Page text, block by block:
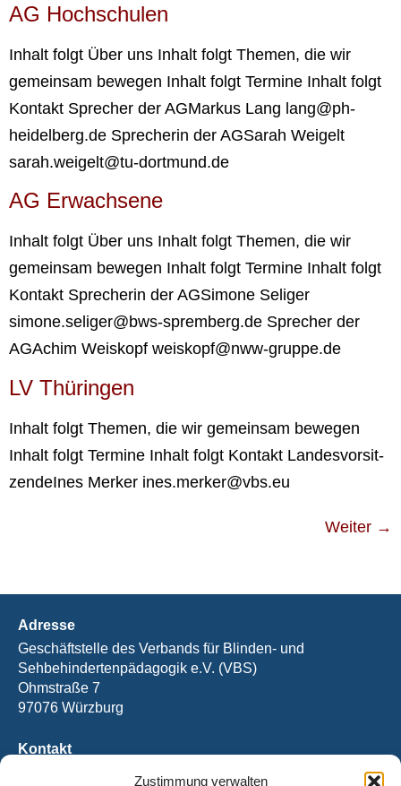
Zustimmung verwalten
AG Hoch­schu­len
Inhalt folgt Über uns Inhalt folgt The­men, die wir
gemein­sam bewe­gen Inhalt folgt Ter­mi­ne Inhalt folgt
Kon­takt Spre­cher der AGMar­kus Lang lang@ph-
heidelberg.de Spre­che­rin der AGSa­rah Wei­gelt
sarah.weigelt@tu-dortmund.de
AG Erwach­se­ne
Inhalt folgt Über uns Inhalt folgt The­men, die wir
gemein­sam bewe­gen Inhalt folgt Ter­mi­ne Inhalt folgt
Kon­takt Spre­che­rin der AGSimo­ne Seli­ger
simone.seliger@bws-spremberg.de Spre­cher der
AGA­chim Weis­kopf weiskopf@nww-gruppe.de
LV Thü­rin­gen
Inhalt folgt The­men, die wir gemein­sam bewe­gen
Inhalt folgt Ter­mi­ne Inhalt folgt Kon­takt Lan­des­vor­sit­
zen­deInes Mer­ker ines.merker@vbs.eu
Weiter →
Adresse
Geschäftstelle des Verbands für Blinden- und
Sehbehindertenpädagogik e.V. (VBS)
Ohmstraße 7
97076 Würzburg
Kontakt